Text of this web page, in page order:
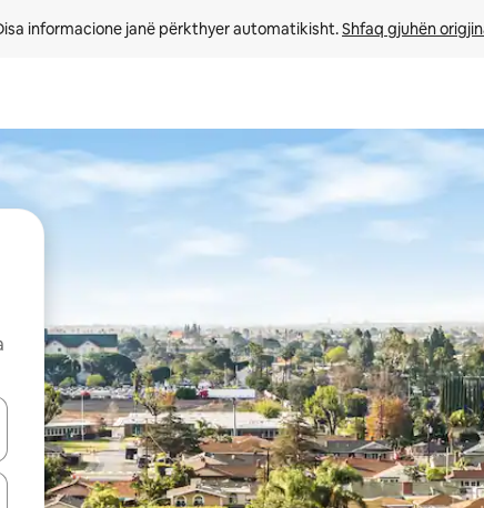
informacione janë përkthyer automatikisht. Shfaq gjuhën
e shigjetave lart e poshtë ose eksploro duke prekur ose duke